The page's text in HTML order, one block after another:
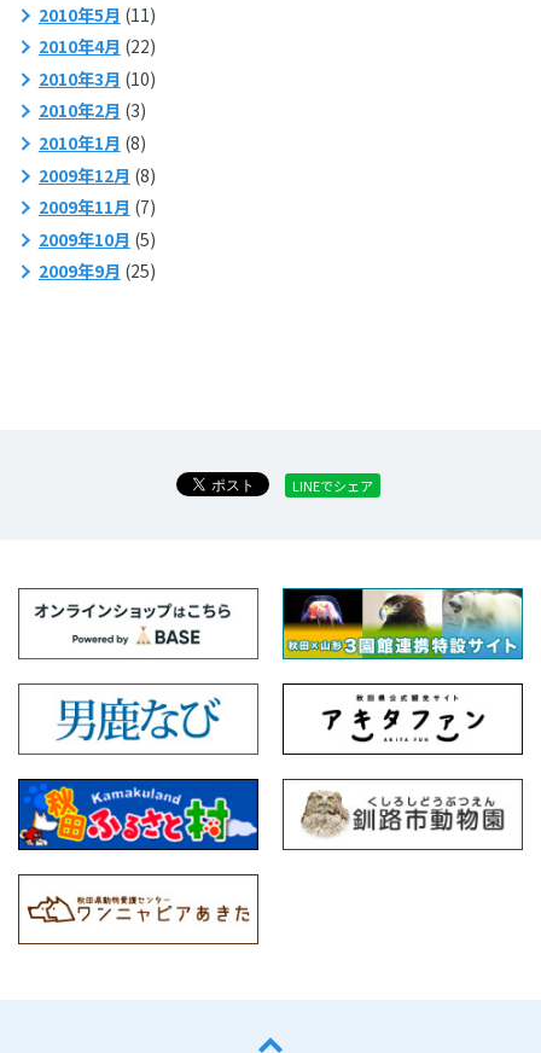
2010年5月 (11)
2010年4月 (22)
2010年3月 (10)
2010年2月 (3)
2010年1月 (8)
2009年12月 (8)
2009年11月 (7)
2009年10月 (5)
2009年9月 (25)
LINEでシェア